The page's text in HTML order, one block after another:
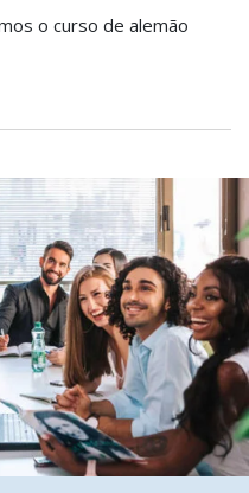
o curso de alemão